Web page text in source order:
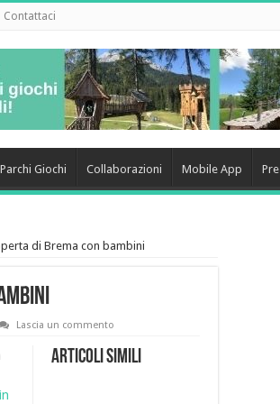
Contattaci
Giochi Collaborazioni Mobile App
di Brema con bambini
Lascia un commento
Articoli simili
in